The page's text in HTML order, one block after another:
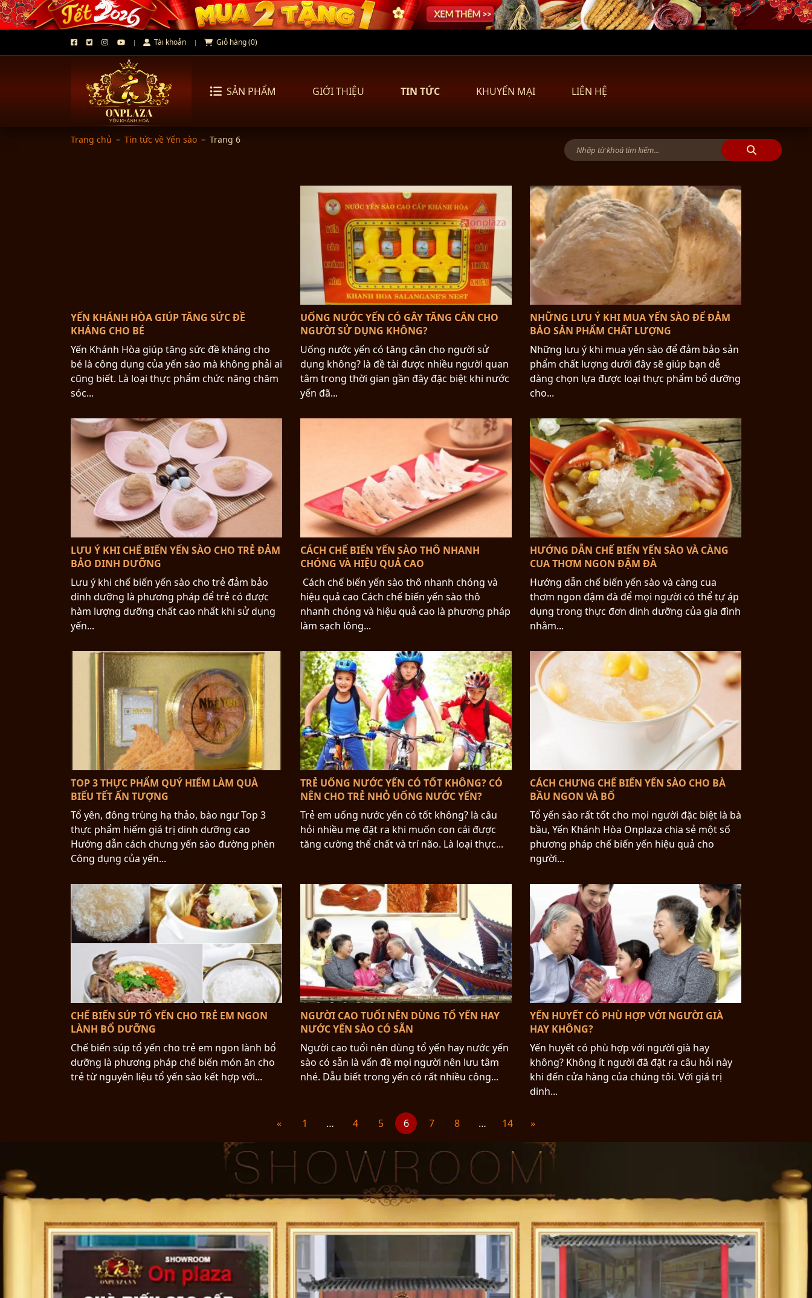
Tài khoản Giỏ hàng (0)
SẢN PHẨM GIỚI THIỆU TIN TỨC KHUYẾN MẠI LIÊN HỆ
Trang chủ – Tin tức về Yến sào – Trang 6
YẾN KHÁNH HÒA GIÚP TĂNG SỨC ĐỀ
KHÁNG CHO BÉ
Yến Khánh Hòa giúp tăng sức đề kháng cho
bé là công dụng của yến sào mà không phải ai
cũng biết. Là loại thực phẩm chức năng chăm
sóc...
UỐNG NƯỚC YẾN CÓ GÂY TĂNG CÂN CHO
NGƯỜI SỬ DỤNG KHÔNG?
Uống nước yến có tăng cân cho người sử
dụng không? là đề tài được nhiều người quan
tâm trong thời gian gần đây đặc biệt khi nước
yến đã...
NHỮNG LƯU Ý KHI MUA YẾN SÀO ĐỂ ĐẢM
BẢO SẢN PHẨM CHẤT LƯỢNG
Những lưu ý khi mua yến sào để đảm bảo sản
phẩm chất lượng dưới đây sẽ giúp bạn dễ
dàng chọn lựa được loại thực phẩm bổ dưỡng
cho...
LƯU Ý KHI CHẾ BIẾN YẾN SÀO CHO TRẺ ĐẢM
BẢO DINH DƯỠNG
Lưu ý khi chế biến yến sào cho trẻ đảm bảo
dinh dưỡng là phương pháp để trẻ có được
hàm lượng dưỡng chất cao nhất khi sử dụng
yến...
CÁCH CHẾ BIẾN YẾN SÀO THÔ NHANH
CHÓNG VÀ HIỆU QUẢ CAO
Cách chế biến yến sào thô nhanh chóng và
hiệu quả cao Cách chế biến yến sào thô
nhanh chóng và hiệu quả cao là phương pháp
làm sạch lông...
HƯỚNG DẪN CHẾ BIẾN YẾN SÀO VÀ CÀNG
CUA THƠM NGON ĐẬM ĐÀ
Hướng dẫn chế biến yến sào và càng cua
thơm ngon đậm đà để mọi người có thể tự áp
dụng trong thực đơn dinh dưỡng của gia đình
nhằm...
TOP 3 THỰC PHẨM QUÝ HIẾM LÀM QUÀ
BIẾU TẾT ẤN TƯỢNG
Tổ yên, đông trùng hạ thảo, bào ngư Top 3
thực phẩm hiếm giá trị dinh dưỡng cao
Hướng dẫn cách chưng yến sào đường phèn
Công dụng của yến...
TRẺ UỐNG NƯỚC YẾN CÓ TỐT KHÔNG? CÓ
NÊN CHO TRẺ NHỎ UỐNG NƯỚC YẾN?
Trẻ em uống nước yến có tốt không? là câu
hỏi nhiều mẹ đặt ra khi muốn con cái được
tăng cường thể chất và trí não. Là loại thực...
CÁCH CHƯNG CHẾ BIẾN YẾN SÀO CHO BÀ
BẦU NGON VÀ BỔ
Tổ yến sào rất tốt cho mọi người đặc biệt là bà
bầu, Yến Khánh Hòa Onplaza chia sẻ một số
phương pháp chế biến yến hiệu quả cho
người...
CHẾ BIẾN SÚP TỔ YẾN CHO TRẺ EM NGON
LÀNH BỔ DƯỠNG
Chế biến súp tổ yến cho trẻ em ngon lành bổ
dưỡng là phương pháp chế biến món ăn cho
trẻ từ nguyên liệu tổ yến sào kết hợp với...
NGƯỜI CAO TUỔI NÊN DÙNG TỔ YẾN HAY
NƯỚC YẾN SÀO CÓ SẴN
Người cao tuổi nên dùng tổ yến hay nước yến
sào có sẵn là vấn đề mọi người nên lưu tâm
nhé. Dẫu biết trong yến có rất nhiều công...
YẾN HUYẾT CÓ PHÙ HỢP VỚI NGƯỜI GIÀ
HAY KHÔNG?
Yến huyết có phù hợp với người già hay
không? Không ít người đã đặt ra câu hỏi này
khi đến cửa hàng của chúng tôi. Với giá trị
dinh...
« 1 … 4 5 6 7 8 … 14 »